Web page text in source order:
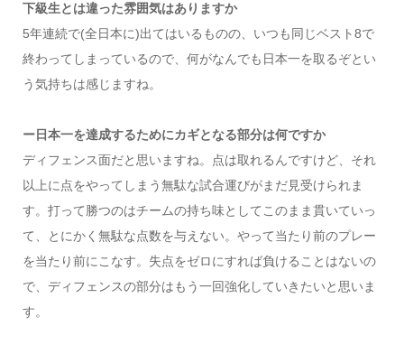
下級生とは違った雰囲気はありますか
5年連続で(全日本に)出てはいるものの、いつも同じベスト8で
終わってしまっているので、何がなんでも日本一を取るぞとい
う気持ちは感じますね。
ー日本一を達成するためにカギとなる部分は何ですか
ディフェンス面だと思いますね。点は取れるんですけど、それ
以上に点をやってしまう無駄な試合運びがまだ見受けられま
す。打って勝つのはチームの持ち味としてこのまま貫いていっ
て、とにかく無駄な点数を与えない。やって当たり前のプレー
を当たり前にこなす。失点をゼロにすれば負けることはないの
で、ディフェンスの部分はもう一回強化していきたいと思いま
す。